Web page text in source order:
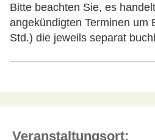
Bitte beachten Sie, es
angekündigten Terminen um
Std.) die jeweils separat
Veranstaltungsort: